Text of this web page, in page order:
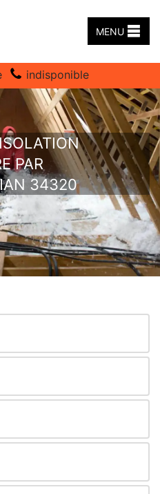
MENU
indisponible
PAR
34320